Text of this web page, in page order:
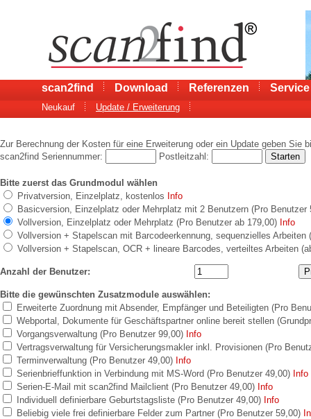
scan2find Download Referenzen Service
Neukauf Update / Erweiterung
Zur Berechnung der Kosten für eine Erweiterung oder ein Update geben Sie
scan2find Seriennummer:
Postleitzahl:
Bitte zuerst das Grundmodul wählen
Privatversion, Einzelplatz, kostenlos Info
Basicversion, Einzelplatz oder Mehrplatz mit 2 Benutzern (Pro
Vollversion, Einzelplatz oder Mehrplatz (Pro Benutzer ab 179,00) Info
Vollversion + Stapelscan mit Barcodeerkennung, sequenzielles Arbeiten
Vollversion + Stapelscan, OCR + lineare Barcodes, verteiltes Arbeiten
Anzahl der Benutzer:
Bitte die gewünschten Zusatzmodule auswählen:
Erweiterte Zuordnung mit Absender, Empfänger und Beteiligten (Pro
Webportal, Dokumente für Geschäftspartner online bereit stellen
Vorgangsverwaltung (Pro Benutzer 99,00) Info
Vertragsverwaltung für Versicherungsmakler inkl. Provisionen (Pro
Terminverwaltung (Pro Benutzer 49,00) Info
Serienbrieffunktion in Verbindung mit MS-Word (Pro Benutzer 49,00) Info
Serien-E-Mail mit scan2find Mailclient (Pro Benutzer 49,00) Info
Individuell definierbare Geburtstagsliste (Pro Benutzer 49,00) Info
Beliebig viele frei definierbare Felder zum Partner (Pro Benutzer 59,00)